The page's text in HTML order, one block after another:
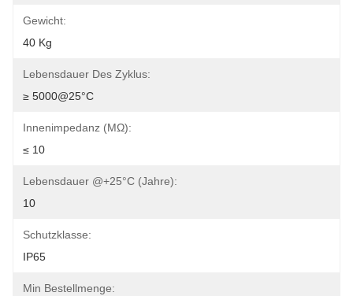
Gewicht:
40 Kg
Lebensdauer Des Zyklus:
≥ 5000@25°C
Innenimpedanz (mΩ):
≤ 10
Lebensdauer @+25°C (Jahre):
10
Schutzklasse:
IP65
Min Bestellmenge: